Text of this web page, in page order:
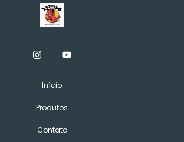
Início
Produtos
Contato